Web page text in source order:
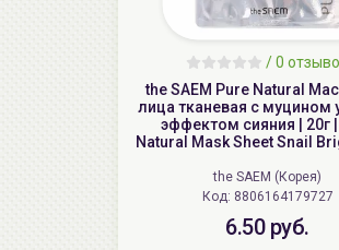
/0
the SAEM Pure Natural
лица тканевая с муцином
эффектом сияния | 20г
Natural Mask Sheet Snail
the SAEM (Корея)
Код: 8806164179727
6.50 руб.